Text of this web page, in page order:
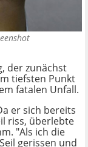
der zunächst
tiefsten Punkt
fatalen Unfall.
er sich bereits
riss, überlebte
"Als ich die
gerissen und